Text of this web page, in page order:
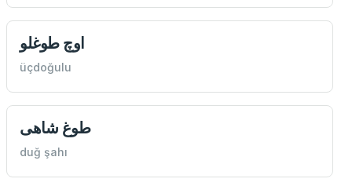
اوچ طوغلو
üçdoğulu
طوغ شاهی
duğ şahı